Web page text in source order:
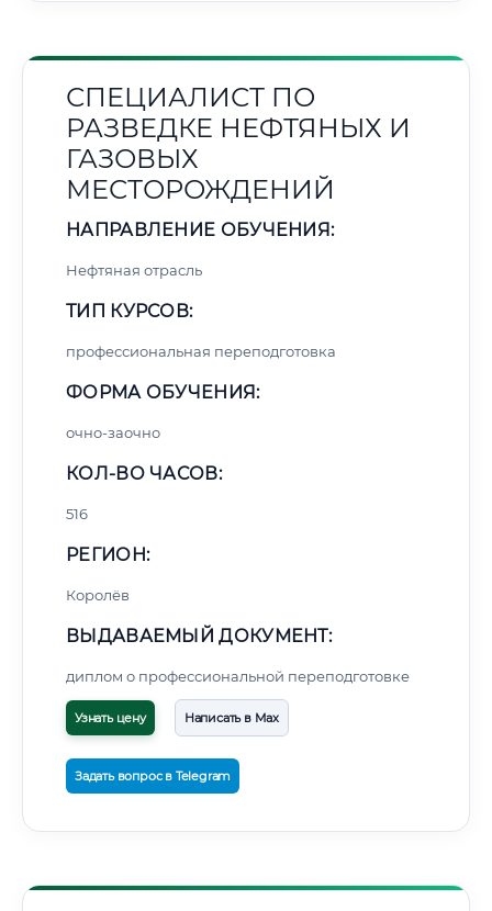
СПЕЦИАЛИСТ ПО
РАЗВЕДКЕ НЕФТЯНЫХ И
ГАЗОВЫХ
МЕСТОРОЖДЕНИЙ
НАПРАВЛЕНИЕ ОБУЧЕНИЯ:
Нефтяная отрасль
ТИП КУРСОВ:
профессиональная переподготовка
ФОРМА ОБУЧЕНИЯ:
очно-заочно
КОЛ-ВО ЧАСОВ:
516
РЕГИОН:
Королёв
ВЫДАВАЕМЫЙ ДОКУМЕНТ:
диплом о профессиональной переподготовке
Узнать цену Написать в Max
Задать вопрос в Telegram